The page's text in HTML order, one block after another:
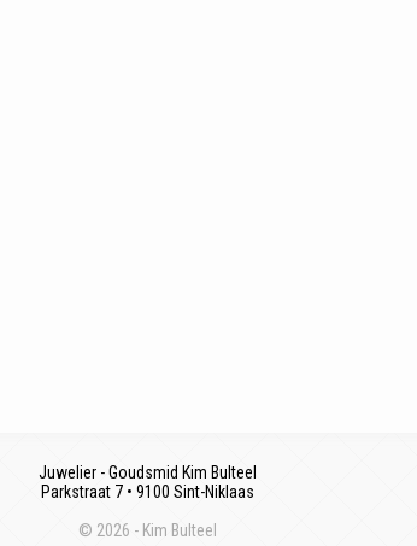
Juwelier - Goudsmid Kim Bulteel
Parkstraat 7 • 9100 Sint-Niklaas
© 2026 - Kim Bulteel